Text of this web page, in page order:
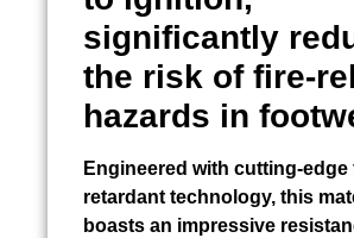
significantly
the risk of fire-
hazards in
Engineered with cutting-edge
retardant technology, this
boasts an impressive